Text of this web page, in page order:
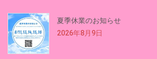
夏季休業のお知らせ
2026年8月9日